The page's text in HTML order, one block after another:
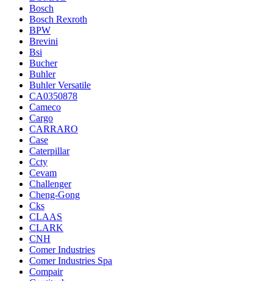
Bosch
Bosch Rexroth
BPW
Brevini
Bsi
Bucher
Buhler
Buhler Versatile
CA0350878
Cameco
Cargo
CARRARO
Case
Caterpillar
Ccty
Cevam
Challenger
Cheng-Gong
Cks
CLAAS
CLARK
CNH
Comer Industries
Comer Industries Spa
Compair